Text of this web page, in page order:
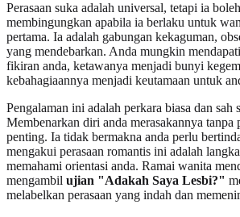
Perasaan suka adalah universal, tetapi ia
membingungkan apabila ia berlaku untuk
pertama. Ia adalah gabungan kekaguman,
yang mendebarkan. Anda mungkin
fikiran anda, ketawanya menjadi bunyi
kebahagiaannya menjadi keutamaan untuk
Pengalaman ini adalah perkara biasa dan sah
Membenarkan diri anda merasakannya tanpa
penting. Ia tidak bermakna anda perlu
mengakui perasaan romantis ini adalah
memahami orientasi anda. Ramai wanita
mengambil ujian "Adakah Saya Lesbi?"
melabelkan perasaan yang indah dan